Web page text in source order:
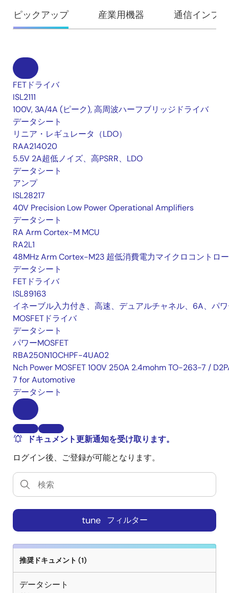
ピックアップ 産業用機器 通信インフ
FETドライバ
ISL2111
100V, 3A/4A (ピーク), 高周波ハーフブリッジドライバ
データシート
リニア・レギュレータ（LDO）
RAA214020
5.5V 2A超低ノイズ、高PSRR、LDO
データシート
アンプ
ISL28217
40V Precision Low Power Operational Amplifiers
データシート
RA Arm Cortex-M MCU
RA2L1
48MHz Arm Cortex-M23 超低消費電力マイクロコントロ
データシート
FETドライバ
ISL89163
イネーブル入力付き、高速、デュアルチャネル、6A、パ
MOSFETドライバ
データシート
パワーMOSFET
RBA250N10CHPF-4UA02
Nch Power MOSFET 100V 250A 2.4mohm TO-263-7 /
7 for Automotive
データシート
ドキュメント更新通知を受け取ります。
ログイン後、ご登録が可能となります。
tune フィルター
推奨ドキュメント (1)
データシート